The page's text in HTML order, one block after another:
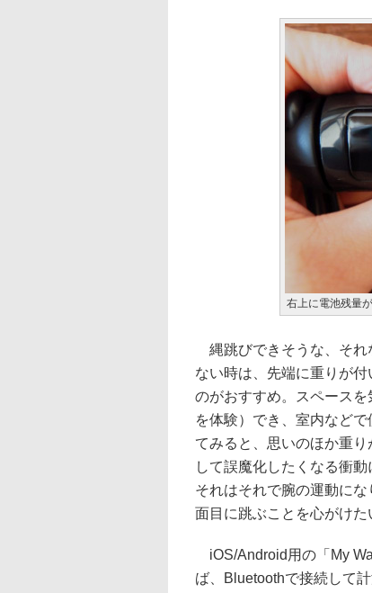
右上に電池残量
縄跳びできそうな、それ
ない時は、先端に重りが
のがおすすめ。スペース
を体験）でき、室内など
てみると、思いのほか重
して誤魔化したくなる衝
それはそれで腕の運動に
面目に跳ぶことを心がけた
iOS/Android用の「My
ば、Bluetoothで接続して